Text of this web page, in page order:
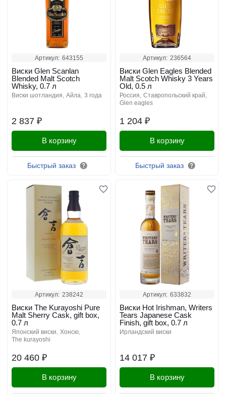
Артикул: 643155
2 837 ₽
Виски Glen Scanlan
Blended Malt Scotch
Whisky, 0.7 л
виски шотландия айла 3 года
В корзину
Быстрый заказ
Артикул: 236564
1 204 ₽
Виски Glen Eagles Blended
Malt Scotch Whisky 3 Years
Old, 0.5 л
россия
ставропольский край
glen eagles
В корзину
Быстрый заказ
Артикул: 238242
20 460 ₽
Виски The Kurayoshi Pure
Malt Sherry Cask, gift box,
0.7 л
японский виски
хонсю
the kurayoshi
В корзину
Артикул: 633832
14 017 ₽
Виски Hot Irishman, Writers
Tears Japanese Cask
Finish, gift box, 0.7 л
ирландский виски
В корзину